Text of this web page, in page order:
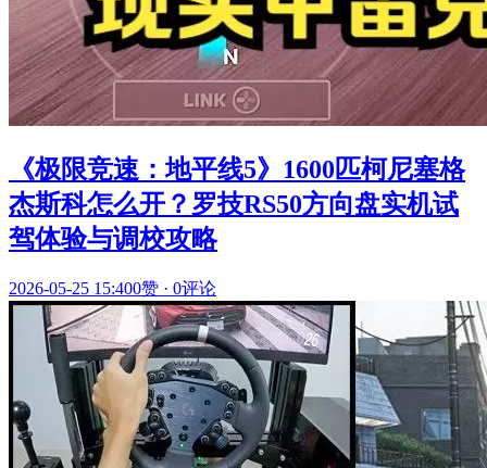
《极限竞速：地平线5》1600匹柯尼塞格
杰斯科怎么开？罗技RS50方向盘实机试
驾体验与调校攻略
2026-05-25 15:400赞 · 0评论